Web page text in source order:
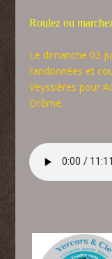
Roulez ou
Le dimanche 03
randonnées et
Veyssières pour
Drôme.